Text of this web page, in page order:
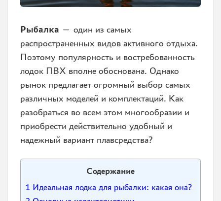
Рыбалка — один из самых
распространенных видов активного отдыха.
Поэтому популярность и востребованность
лодок ПВХ вполне обоснована. Однако
рынок предлагает огромный выбор самых
различных моделей и комплектаций. Как
разобраться во всем этом многообразии и
приобрести действительно удобный и
надежный вариант плавсредства?
Содержание
1 Идеальная лодка для рыбалки: какая она?